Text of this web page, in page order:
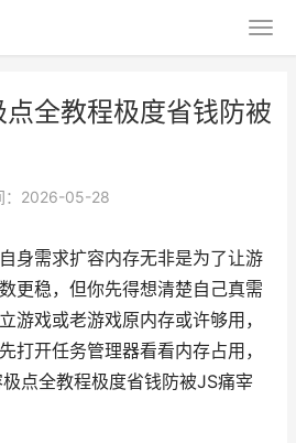
全教程极度省钱防被
：2026-05-28
身需求扩容内存无非是为了让游
更稳，但你先得想清楚自己真需
游戏或老游戏原内存或许够用，
打开任务管理器看看内存占用，
点全教程极度省钱防被JS痛宰